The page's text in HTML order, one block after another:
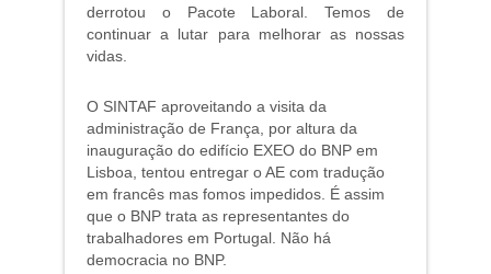
derrotou o Pacote Laboral. Temos de
continuar a lutar para melhorar as nossas
vidas.
O SINTAF aproveitando a visita da
administração de França, por altura da
inauguração do edifício EXEO do BNP em
Lisboa, tentou entregar o AE com tradução
em francês mas fomos impedidos. É assim
que o BNP trata as representantes do
trabalhadores em Portugal. Não há
democracia no BNP.